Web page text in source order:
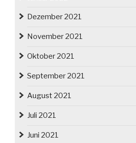
Dezember 2021
November 2021
Oktober 2021
September 2021
August 2021
Juli 2021
Juni 2021